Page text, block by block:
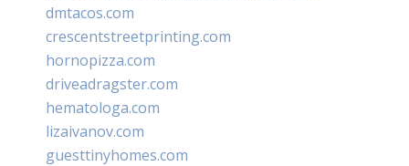
dmtacos.com
crescentstreetprinting.com
hornopizza.com
driveadragster.com
hematologa.com
lizaivanov.com
guesttinyhomes.com